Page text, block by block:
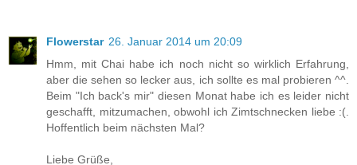
Flowerstar 26. Januar 2014 um 20:09
Hmm, mit Chai habe ich noch nicht so wirklich Erfahrung,
aber die sehen so lecker aus, ich sollte es mal probieren ^^.
Beim "Ich back's mir" diesen Monat habe ich es leider nicht
geschafft, mitzumachen, obwohl ich Zimtschnecken liebe :(.
Hoffentlich beim nächsten Mal?
Liebe Grüße,